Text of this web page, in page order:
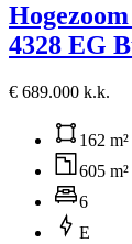
4328 EG
€ 689.000 k.k.
162 m²
605 m²
6
E